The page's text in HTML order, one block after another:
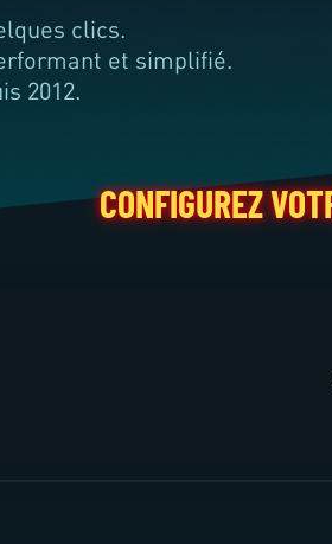
clics.
et simplifié.
2012.